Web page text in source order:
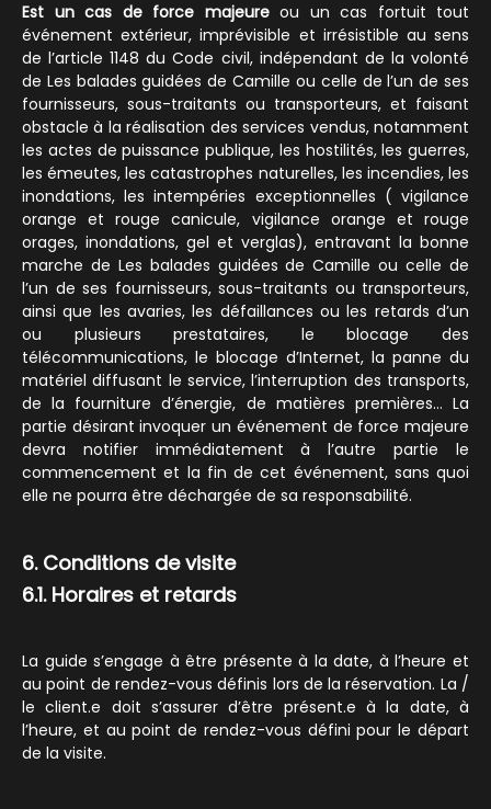
Est un cas de force majeureou un cas fortuit tout
événement extérieur, imprévisible et irrésistible au sens
de l’article 1148 du Code civil, indépendant de la volonté
de Les balades guidées de Camille ou celle de l’un de ses
fournisseurs, sous-traitants ou transporteurs, et faisant
obstacle à la réalisation des services vendus, notamment
les actes de puissance publique, les hostilités, les guerres,
les émeutes, les catastrophes naturelles, les incendies, les
inondations, les intempéries exceptionnelles ( vigilance
orange et rouge canicule, vigilance orange et rouge
orages, inondations, gel et verglas), entravant la bonne
marche de Les balades guidées de Camille ou celle de
l’un de ses fournisseurs, sous-traitants ou transporteurs,
ainsi que les avaries, les défaillances ou les retards d’un
ou plusieurs prestataires, le blocage des
télécommunications, le blocage d’Internet, la panne du
matériel diffusant le service, l’interruption des transports,
de la fourniture d’énergie, de matières premières… La
partie désirant invoquer un événement de force majeure
devra notifier immédiatement à l’autre partie le
commencement et la fin de cet événement, sans quoi
elle ne pourra être déchargée de sa responsabilité.
6. Conditions de visite
6.1. Horaires et retards
La guide s’engage à être présente à la date, à l’heure et
au point de rendez-vous définis lors de la réservation. La /
le client.e doit s’assurer d’être présent.e à la date, à
l’heure, et au point de rendez-vous défini pour le départ
de la visite.